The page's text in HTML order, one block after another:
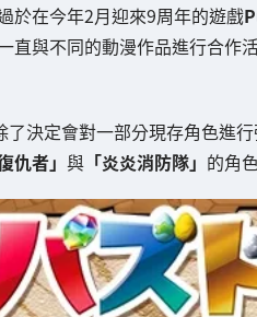
於在今年2月迎來9周年的遊戲
直與不同的動漫作品進行合作
決定會對一部分現存角色進
仇者」 與「炎炎消防隊」 的角